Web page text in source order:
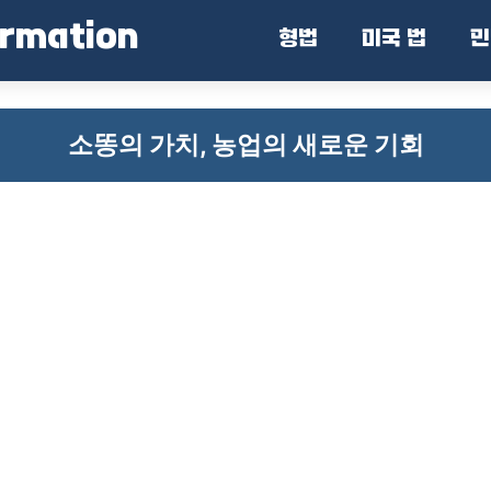
형법 미국 법
소똥의 가치, 농업의 새로운 기회